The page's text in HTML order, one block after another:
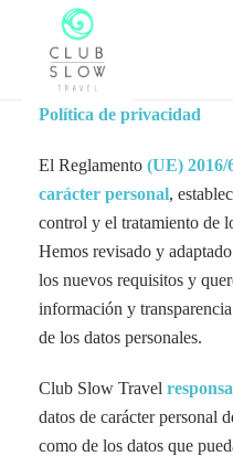
Política de privacidad
El Reglamento (UE) 2016/
carácter personal,
control y el tratamiento de
Hemos revisado y
los nuevos requisitos y
información y
de los datos personales.
Club Slow Travel
datos de carácter personal
como de los datos que